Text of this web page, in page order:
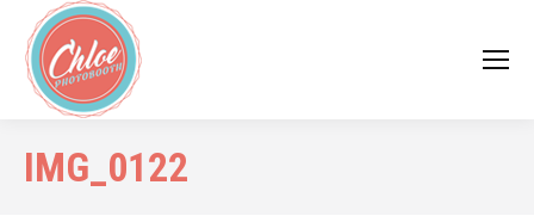
IMG_0122